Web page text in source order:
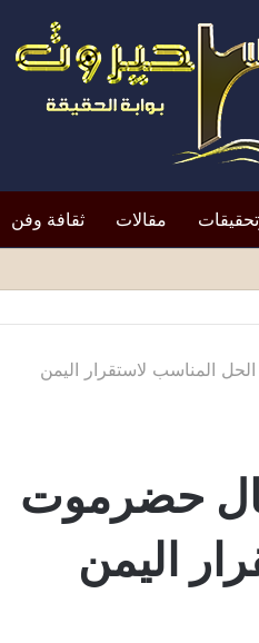
مقالات ثقافة وفن
المناسب لاستقرار اليمن
حضرموت
اليمن